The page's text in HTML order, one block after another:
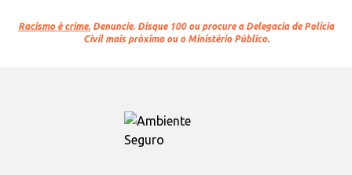
Racismo é crime. Denuncie. Disque 100 ou procure a Delegacia de Polícia
Civil mais próxima ou o Ministério Público.